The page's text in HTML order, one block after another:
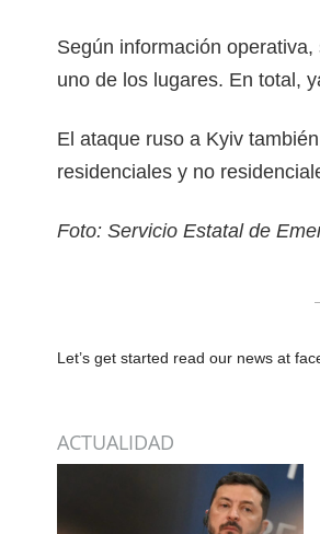
Según información
uno de los lugares. En total,
El ataque ruso a Kyiv
residenciales y no
Foto: Servicio Estatal de
Let’s get started read our news at
ACTUALIDAD